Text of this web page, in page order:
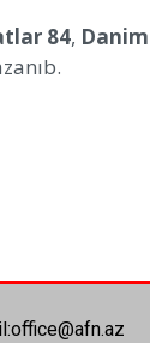
84,